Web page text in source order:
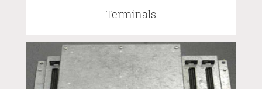
Terminals